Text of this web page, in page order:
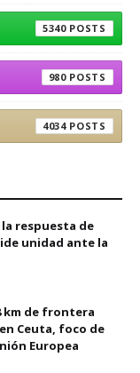
5340
980
4034
respuesta de
unidad ante la
km de frontera
Ceuta, foco de
Europea